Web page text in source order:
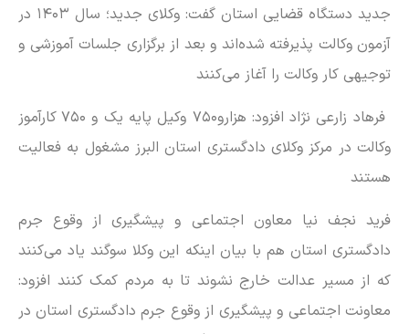
جدید دستگاه قضایی استان گفت: وکلای جدید؛ سال ۱۴۰۳ در
آزمون وکالت پذیرفته شده‌اند و بعد از برگزاری جلسات آموزشی و
توجیهی کار وکالت را آغاز می‌کنند
فرهاد زارعی نژاد افزود: هزارو۷۵۰ وکیل پایه یک و ۷۵۰ کارآموز
وکالت در مرکز وکلای دادگستری استان البرز مشغول به فعالیت
هستند
فرید نجف نیا معاون اجتماعی و پیشگیری از وقوع جرم
دادگستری استان هم با بیان اینکه این وکلا سوگند یاد می‌کنند
که از مسیر عدالت خارج نشوند تا به مردم کمک کنند افزود:
معاونت اجتماعی و پیشگیری از وقوع جرم دادگستری استان در